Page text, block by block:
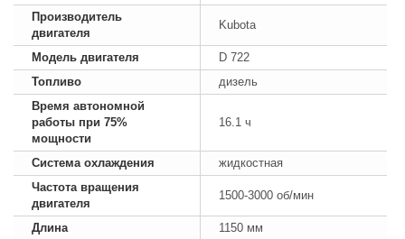
Производитель
двигателя
Kubota
Модель двигателя
D 722
Топливо
дизель
Время автономной
работы при 75%
мощности
16.1 ч
Система охлаждения
жидкостная
Частота вращения
двигателя
1500-3000 об/мин
Длина
1150 мм